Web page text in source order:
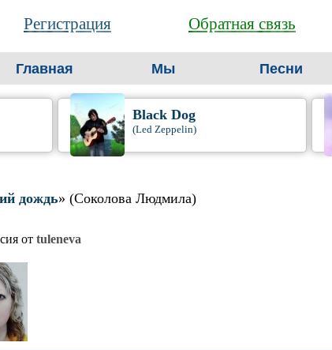
Регистрация Обратная связь
Главная Мы Песни
Black Dog
(Led Zeppelin)
дождь» (Соколова Людмила)
от tuleneva